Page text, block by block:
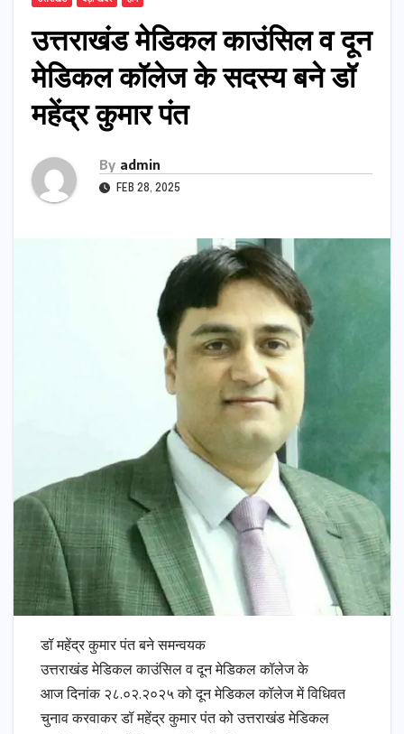
उत्तराखंड मेडिकल काउंसिल व दून
मेडिकल कॉलेज के सदस्य बने डॉ
महेंद्र कुमार पंत
By admin
FEB 28, 2025
डॉ महेंद्र कुमार पंत बने समन्वयक
उत्तराखंड मेडिकल काउंसिल व दून मेडिकल कॉलेज के
आज दिनांक २८.०२.२०२५ को दून मेडिकल कॉलेज में विधिवत
चुनाव करवाकर डॉ महेंद्र कुमार पंत को उत्तराखंड मेडिकल